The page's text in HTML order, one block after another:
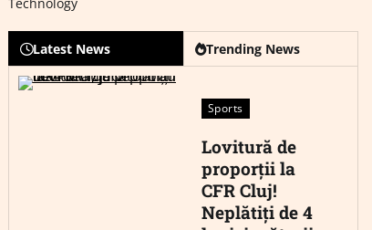
Latest News Trending News
Sports
Lovitură de
proporții la
CFR Cluj!
Neplătiți de 4